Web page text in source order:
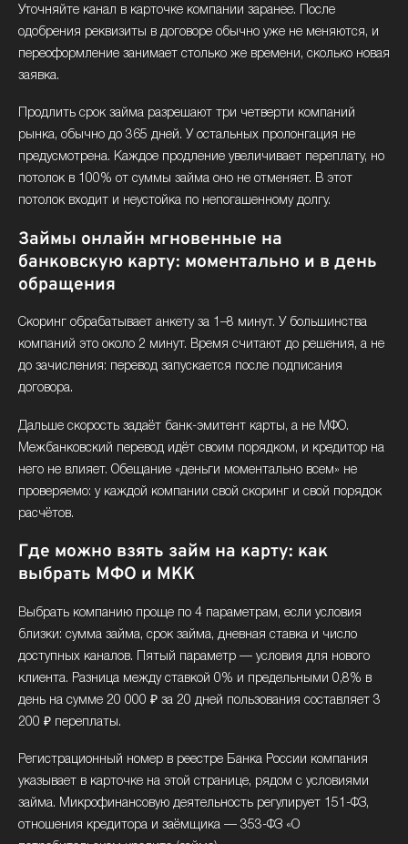
Уточняйте канал в карточке компании заранее. После
одобрения реквизиты в договоре обычно уже не меняются, и
переоформление занимает столько же времени, сколько новая
заявка.
Продлить срок займа разрешают три четверти компаний
рынка, обычно до 365 дней. У остальных пролонгация не
предусмотрена. Каждое продление увеличивает переплату, но
потолок в 100% от суммы займа оно не отменяет. В этот
потолок входит и неустойка по непогашенному долгу.
Займы онлайн мгновенные на
банковскую карту: моментально и в день
обращения
Скоринг обрабатывает анкету за 1–8 минут. У большинства
компаний это около 2 минут. Время считают до решения, а не
до зачисления: перевод запускается после подписания
договора.
Дальше скорость задаёт банк-эмитент карты, а не МФО.
Межбанковский перевод идёт своим порядком, и кредитор на
него не влияет. Обещание «деньги моментально всем» не
проверяемо: у каждой компании свой скоринг и свой порядок
расчётов.
Где можно взять займ на карту: как
выбрать МФО и МКК
Выбрать компанию проще по 4 параметрам, если условия
близки: сумма займа, срок займа, дневная ставка и число
доступных каналов. Пятый параметр — условия для нового
клиента. Разница между ставкой 0% и предельными 0,8% в
день на сумме 20 000 ₽ за 20 дней пользования составляет 3
200 ₽ переплаты.
Регистрационный номер в реестре Банка России компания
указывает в карточке на этой странице, рядом с условиями
займа. Микрофинансовую деятельность регулирует 151-ФЗ,
отношения кредитора и заёмщика — 353-ФЗ «О